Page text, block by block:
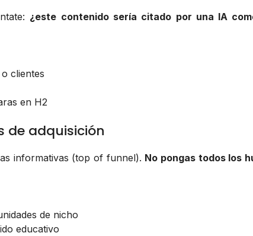
¿este contenido sería citado por una IA
clientes
en H2
de adquisición
informativas (top of funnel). No pongas todos los
de nicho
educativo